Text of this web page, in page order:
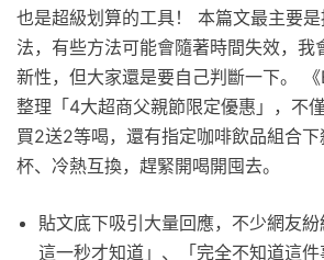
也是超級划算的工具！ 本篇文最主要
法，有些方法可能會隨著時間失效，我
新性，但大家還是要自己判斷一下。
整理「4大超商父親節限定優惠」，不
買2送2等喝，還有指定咖啡飲品組合
杯、冷熱互換，趕緊開喝開囤去。
貼文底下吸引大量回應，不少網友
這一秒才知道」、「完全不知道這